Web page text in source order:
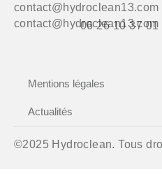
contact@hydroclean13.com
contact@hydroclean13.com
06 26 10 37 01
Mentions légales
Actualités
©2025 Hydroclean. Tous